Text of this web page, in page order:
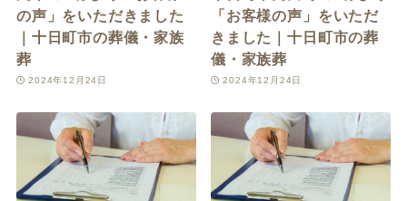
の声」をいただきました
｜十日町市の葬儀・家族
葬
2024年12月24日
「お客様の声」をいただ
きました｜十日町市の葬
儀・家族葬
2024年12月24日